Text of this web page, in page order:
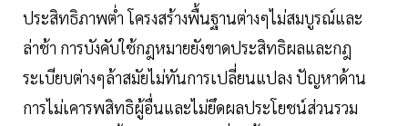
ประสิทธิภาพต่ำ โครงสร้างพื้นฐานต่างๆไม่สมบูรณ์และ
ล่าช้า การบังคับใช้กฎหมายยังขาดประสิทธิผลและกฎ
ระเบียบต่างๆล้าสมัยไม่ทันการเปลี่ยนแปลง ปัญหาด้าน
การไม่เคารพสิทธิผู้อื่นและไม่ยึดผลประโยชน์ส่วนรวม